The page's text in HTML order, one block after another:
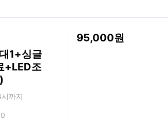
1+싱글
+LED조
까지
95,000